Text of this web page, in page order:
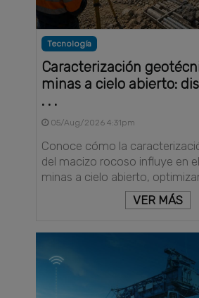
Tecnología
Caracterización
minas a cielo abierto:
. . .
05/Aug/2026 4:31pm
Conoce cómo la
del macizo rocoso influye en
minas a cielo abierto,
VER MÁS